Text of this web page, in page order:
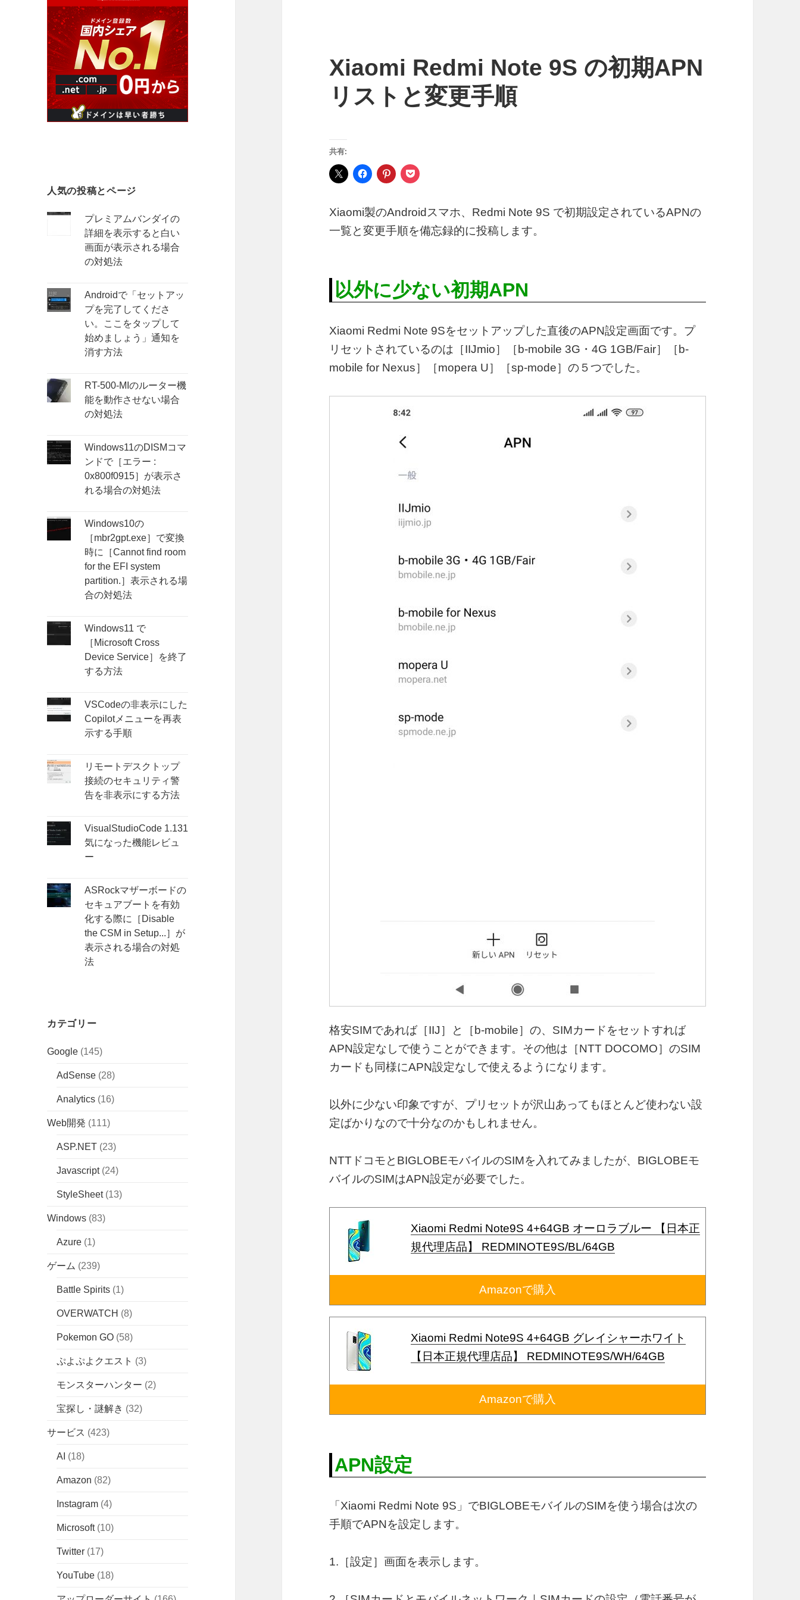
人気の投稿とページ
プレミアムバンダイの
詳細を表示すると白い
画面が表示される場合
の対処法
Androidで「セットアッ
プを完了してくださ
い。ここをタップして
始めましょう」通知を
消す方法
RT-500-MIのルーター機
能を動作させない場合
の対処法
Windows11のDISMコマ
ンドで［エラー :
0x800f0915］が表示さ
れる場合の対処法
Windows10の
［mbr2gpt.exe］で変換
時に［Cannot find room
for the EFI system
partition.］表示される場
合の対処法
Windows11 で
［Microsoft Cross
Device Service］を終了
する方法
VSCodeの非表示にした
Copilotメニューを再表
示する手順
リモートデスクトップ
接続のセキュリティ警
告を非表示にする方法
VisualStudioCode 1.131
気になった機能レビュ
ー
ASRockマザーボードの
セキュアブートを有効
化する際に［Disable
the CSM in Setup...］が
表示される場合の対処
法
カテゴリー
Google (145)
AdSense (28)
Analytics (16)
Web開発 (111)
ASP.NET (23)
Javascript(24)
StyleSheet(13)
Windows (83)
Azure (1)
ゲーム (239)
Battle Spirits (1)
OVERWATCH (8)
Pokemon GO (58)
ぷよぷよクエスト (3)
モンスターハンター (2)
宝探し・謎解き (32)
サービス (423)
AI (18)
Amazon (82)
Instagram (4)
Microsoft(10)
Twitter (17)
YouTube (18)
Xiaomi Redmi Note 9S の初期APN
リストと変更手順
共有:
Xiaomi製のAndroidスマホ、Redmi Note 9S で初期設定されているAPNの
一覧と変更手順を備忘録的に投稿します。
以外に少ない初期APN
Xiaomi Redmi Note 9Sをセットアップした直後のAPN設定画面です。プ
リセットされているのは［IIJmio］［b-mobile 3G・4G 1GB/Fair］［b-
mobile for Nexus］［mopera U］［sp-mode］の５つでした。
格安SIMであれば［IIJ］と［b-mobile］の、SIMカードをセットすれば
APN設定なしで使うことができます。その他は［NTT DOCOMO］のSIM
カードも同様にAPN設定なしで使えるようになります。
以外に少ない印象ですが、プリセットが沢山あってもほとんど使わない設
定ばかりなので十分なのかもしれません。
NTTドコモとBIGLOBEモバイルのSIMを入れてみましたが、BIGLOBEモ
バイルのSIMはAPN設定が必要でした。
Xiaomi Redmi Note9S 4+64GB オーロラブルー 【日本正
規代理店品】 REDMINOTE9S/BL/64GB
Amazonで購入
Xiaomi Redmi Note9S 4+64GB グレイシャーホワイト
【日本正規代理店品】 REDMINOTE9S/WH/64GB
Amazonで購入
APN設定
「Xiaomi Redmi Note 9S」でBIGLOBEモバイルのSIMを使う場合は次の
手順でAPNを設定します。
1.［設定］画面を表示します。